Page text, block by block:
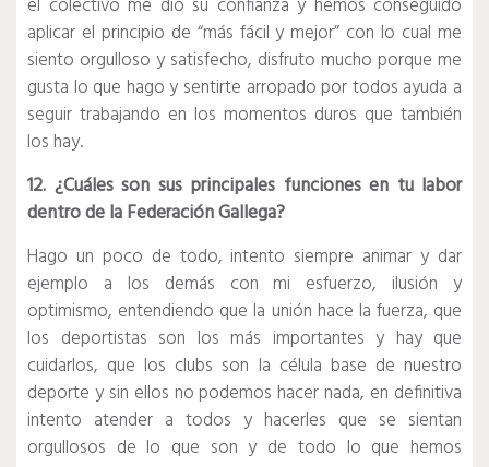
aplicar el principio de “más fácil y mejor” con lo cual me
siento orgulloso y satisfecho, disfruto mucho porque me
gusta lo que hago y sentirte arropado por todos ayuda a
seguir trabajando en los momentos duros que también
los hay.
12. ¿Cuáles son sus principales funciones en tu labor
dentro de la Federación Gallega?
Hago un poco de todo, intento siempre animar y dar
ejemplo a los demás con mi esfuerzo, ilusión y
optimismo, entendiendo que la unión hace la fuerza, que
los deportistas son los más importantes y hay que
cuidarlos, que los clubs son la célula base de nuestro
deporte y sin ellos no podemos hacer nada, en definitiva
intento atender a todos y hacerles que se sientan
orgullosos de lo que son y de todo lo que hemos